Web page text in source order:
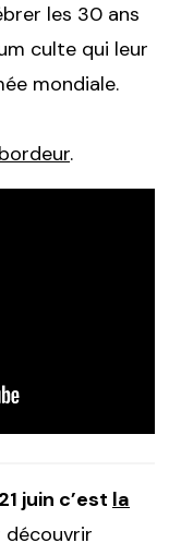
les 30 ans
culte qui leur
mondiale.
.
juin c’est la
découvrir